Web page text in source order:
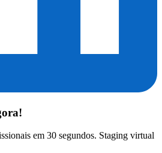
em 30 segundos. Staging virtual